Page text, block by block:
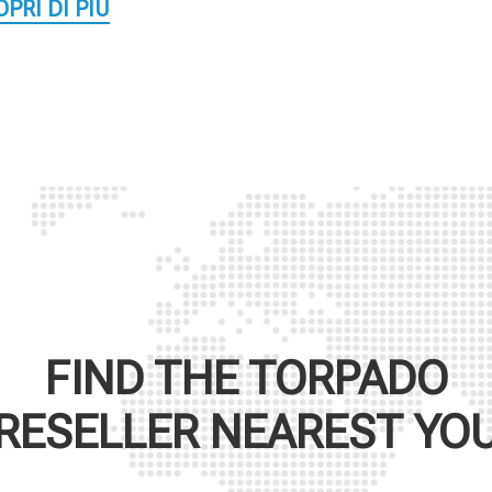
DI PIÙ
FIND THETORPADO
NEAREST